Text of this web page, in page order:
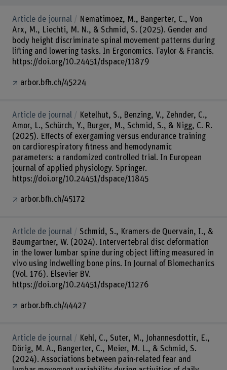
Article de journal
Nematimoez, M., Bangerter, C., Von
Arx, M., Liechti, M. N., & Schmid, S. (2025). Gender and
body height discriminate spinal movement patterns during
lifting and lowering tasks. In Ergonomics. Taylor & Francis.
https://doi.org/10.24451/dspace/11879
arbor.bfh.ch/45224
Article de journal
Ketelhut, S., Benzing, V., Zehnder, C.,
Amor, L., Schürch, Y., Burger, M., Schmid, S., & Nigg, C. R.
(2025). Effects of exergaming versus endurance training
on cardiorespiratory fitness and hemodynamic
parameters: a randomized controlled trial. In European
journal of applied physiology. Springer.
https://doi.org/10.24451/dspace/11845
arbor.bfh.ch/45172
Article de journal
Schmid, S., Kramers-de Quervain, I., &
Baumgartner, W. (2024). Intervertebral disc deformation
in the lower lumbar spine during object lifting measured in
vivo using indwelling bone pins. In Journal of Biomechanics
(Vol. 176). Elsevier BV.
https://doi.org/10.24451/dspace/11276
arbor.bfh.ch/44427
Article de journal
Kehl, C., Suter, M., Johannesdottir, E.,
Dörig, M. A., Bangerter, C., Meier, M. L., & Schmid, S.
(2024). Associations between pain-related fear and